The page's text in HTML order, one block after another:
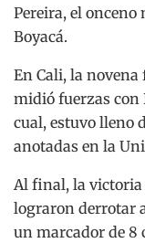
Pereira, el onceno
Boyacá.
En Cali, la
midió fuerzas con
cual, estuvo lleno
anotadas en la
Al final, la victoria
lograron derrotar
un marcador de 8